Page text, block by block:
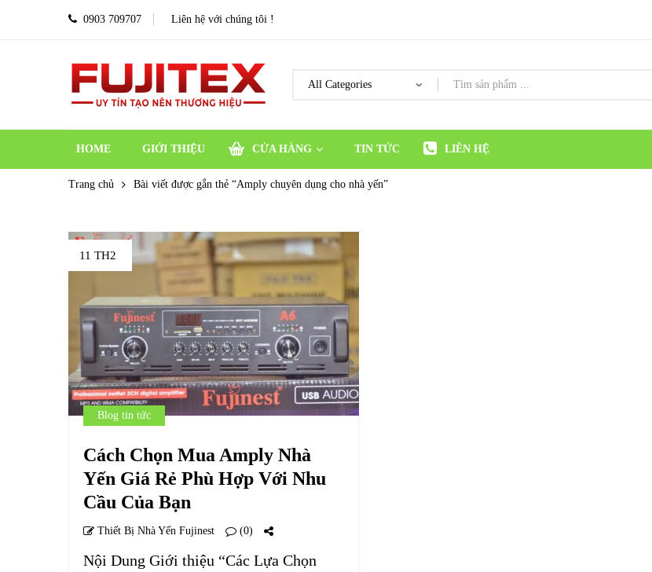
0903 709707 Liên hệ với chúng tôi !
HOME GIỚI THIỆU CỬA HÀNG TIN TỨC LIÊN HỆ
Trang chủ Bài viết được gắn thẻ “Amply chuyên dụng cho nhà yến”
11 TH2
Blog tin tức
Cách Chọn Mua Amply Nhà
Yến Giá Rẻ Phù Hợp Với Nhu
Cầu Của Bạn
Thiết Bị Nhà Yến Fujinest (0)
Nội Dung Giới thiệu “Các Lựa Chọn